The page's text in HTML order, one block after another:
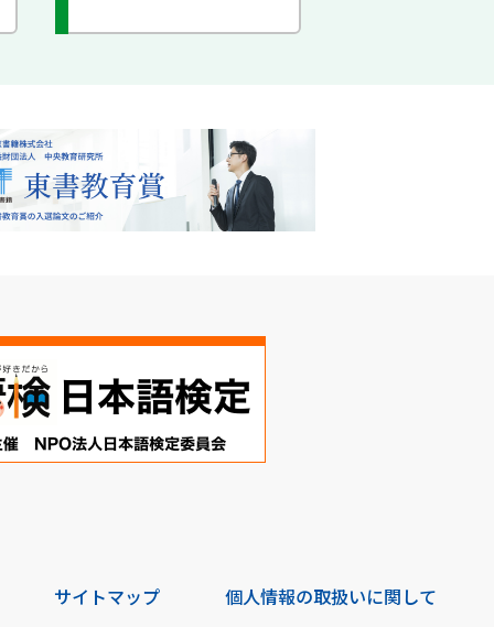
サイトマップ 個人情報の取扱いに関して